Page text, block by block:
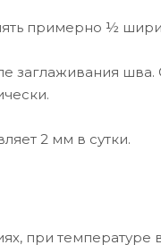
примерно ½
заглаживания
2 мм в сутки.
при